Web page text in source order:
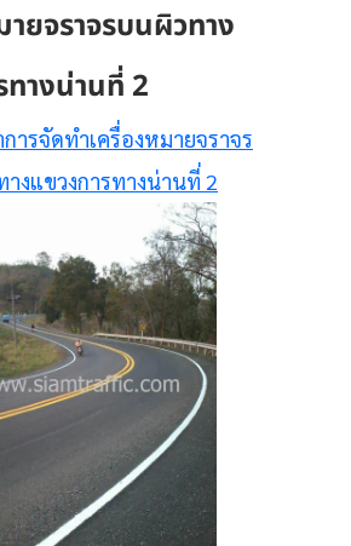
ายจราจรบนผิวทาง
ทางน่านที่ 2
ารจัดทำเครื่องหมายจราจร
งแขวงการทางน่านที่ 2